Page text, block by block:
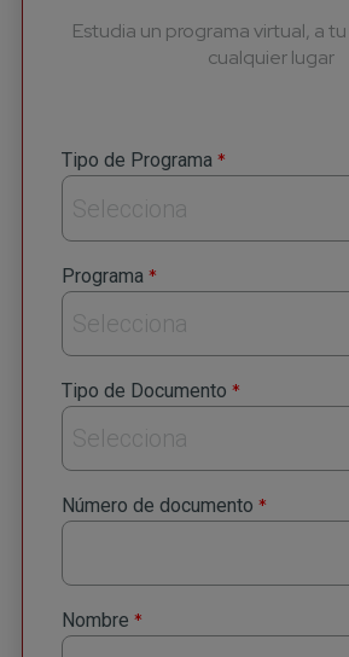
Estudia un programa virtual, a
cualquier lugar
Tipo de Programa *
Selecciona
Programa *
Selecciona
Tipo de Documento *
Selecciona
Número de documento *
Nombre *